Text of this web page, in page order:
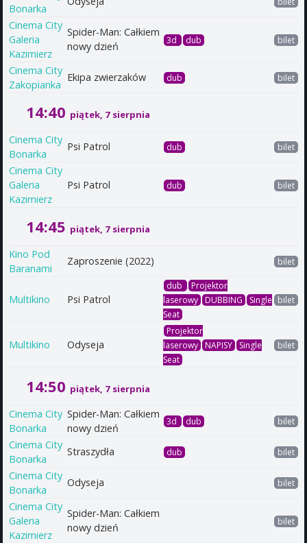
Bonarka
Cinema City
Galeria
Kazimierz
Spider-Man: Całkiem
nowy dzień
3d dub bilet
Cinema City
Zakopianka
Ekipa zwierzaków dub bilet
14:40 piątek, 7 sierpnia
Cinema City
Bonarka
Psi Patrol dub bilet
Cinema City
Galeria
Kazimierz
Psi Patrol dub bilet
14:45 piątek, 7 sierpnia
Kino Pod
Baranami
Zaproszenie (2022) bilet
Multikino Psi Patrol
dub
Projektor
laserowy
DUBBING
Single
Seat
bilet
Multikino Odyseja
Projektor
laserowy
NAPISY
Single
Seat
bilet
14:50 piątek, 7 sierpnia
Cinema City
Bonarka
Spider-Man: Całkiem
nowy dzień
3d dub bilet
Cinema City
Bonarka
Straszydła dub bilet
Cinema City
Bonarka
Odyseja bilet
Cinema City
Galeria
Kazimierz
Spider-Man: Całkiem
nowy dzień
bilet